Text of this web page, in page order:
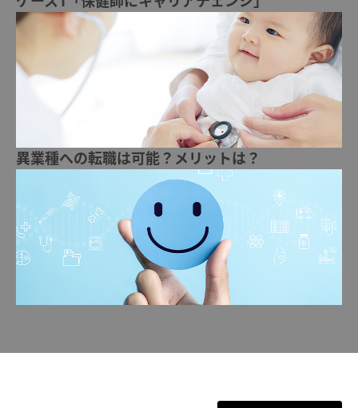
異業種への転職は可能？メリットは？